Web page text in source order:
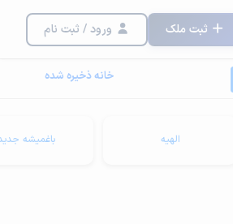
ثبت ملک ورود / ثبت نام
خانه ذخیره شده
الهیه باغمیشه